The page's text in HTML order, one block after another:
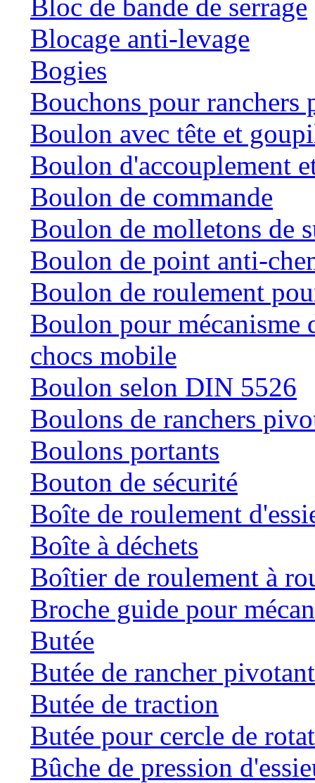
Bloc de bande de serrage
Blocage anti-levage
Bogies
Bouchons pour ranchers
Boulon avec tête et
Boulon d'accouplement
Boulon de commande
Boulon de molletons de
Boulon de point anti-
Boulon de roulement
Boulon pour mécanisme
chocs mobile
Boulon selon DIN 5526
Boulons de ranchers
Boulons portants
Bouton de sécurité
Boîte de roulement
Boîte à déchets
Boîtier de roulement à
Broche guide pour
Butée
Butée de rancher
Butée de traction
Butée pour cercle de
Bûche de pression